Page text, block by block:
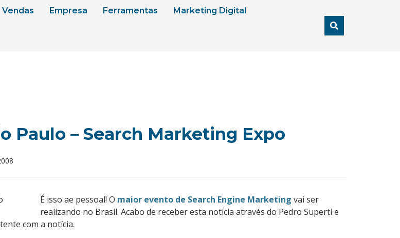
Vendas Empresa Ferramentas Marketing Digital
Paulo – Search Marketing Expo
É isso ae pessoal! O maior evento de Search Engine Marketing vai ser
realizando no Brasil. Acabo de receber esta notícia através do Pedro Superti e
com a notícia.